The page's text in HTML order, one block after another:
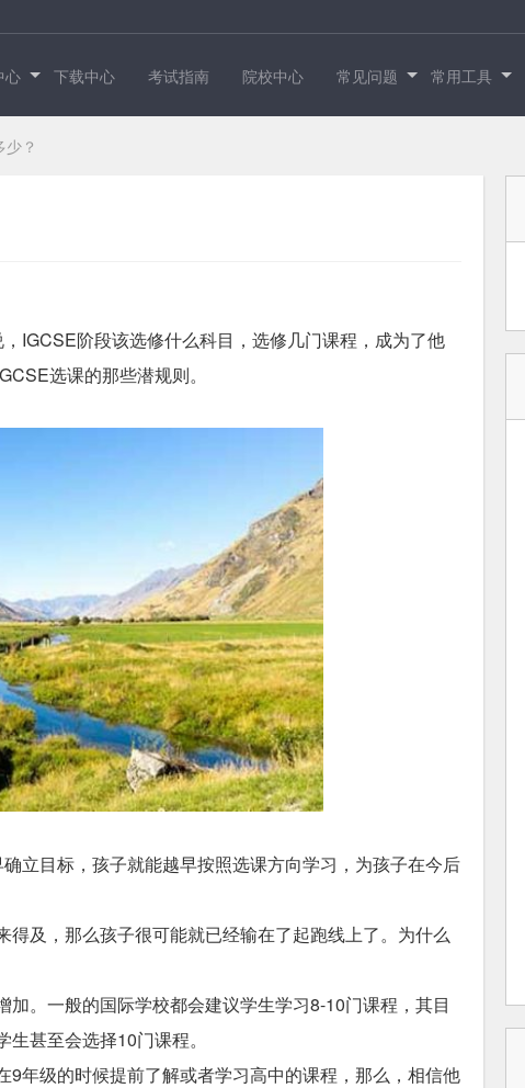
心 下载中心 考试指南 院校中心 常见问题 常用工具
？
IGCSE阶段该选修什么科目，选修几门课程，成为了他
选课的那些潜规则。
立目标，孩子就能越早按照选课方向学习，为孩子在今后
及，那么孩子很可能就已经输在了起跑线上了。为什么
。一般的国际学校都会建议学生学习8-10门课程，其目
甚至会选择10门课程。
年级的时候提前了解或者学习高中的课程，那么，相信他